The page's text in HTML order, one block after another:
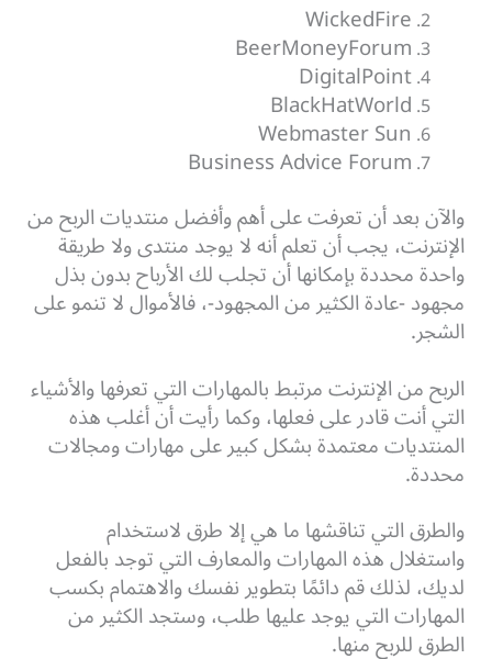
WickedFire
BeerMoneyForum
DigitalPoint
BlackHatWorld
Webmaster Sun
Business Advice Forum
والآن بعد أن تعرفت على أهم وأفضل منتديات الربح من
الإنترنت، يجب أن تعلم أنه لا يوجد منتدى ولا طريقة
واحدة محددة بإمكانها أن تجلب لك الأرباح بدون بذل
مجهود -عادة الكثير من المجهود-، فالأموال لا تنمو على
الشجر.
الربح من الإنترنت مرتبط بالمهارات التي تعرفها والأشياء
التي أنت قادر على فعلها، وكما رأيت أن أغلب هذه
المنتديات معتمدة بشكل كبير على مهارات ومجالات
محددة.
والطرق التي تناقشها ما هي إلا طرق لاستخدام
واستغلال هذه المهارات والمعارف التي توجد بالفعل
لديك، لذلك قم دائمًا بتطوير نفسك والاهتمام بكسب
المهارات التي يوجد عليها طلب، وستجد الكثير من
الطرق للربح منها.